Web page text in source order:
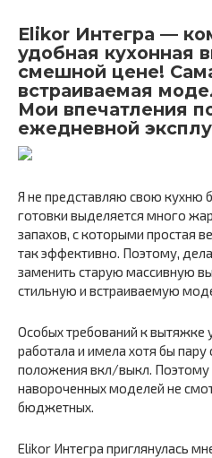
Elikor Интегра —
удобная кухонная
смешной цене!
встраиваемая
Мои впечатления
ежедневной
Я не представляю свою кухню
готовки выделяется много
запахов, с которыми простая
так эффективно. Поэтому,
заменить старую массивную
стильную и встраиваемую
Особых требований к вытяжке
работала и имела хотя бы пару
положения вкл/выкл. Поэтому
навороченных моделей не
бюджетных.
Elikor Интегра приглянулась